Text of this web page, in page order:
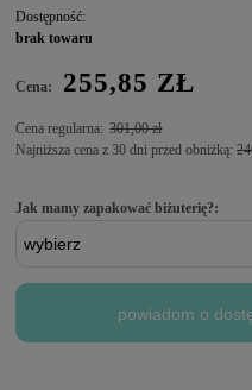
Dostępność:
brak towaru
Cena: 255,85 ZŁ
Cena regularna: 301,00 zł
Najniższa cena z 30 dni przed obniżką:
Jak mamy zapakować biżuterię?:
powiadom o